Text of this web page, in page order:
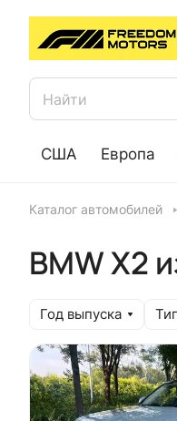
США Европа
Каталог автомобилей
BMW X2
Год выпуска